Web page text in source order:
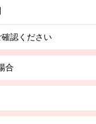
認ください
合